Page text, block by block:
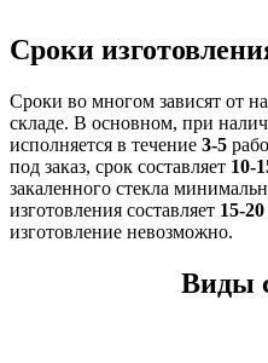
Сроки
Сроки во многом зависят от
складе. В основном, при
исполняется в течение 3-5
под заказ, срок составляет 10-
закаленного стекла
изготовления составляет 15-20
изготовление невозможно.
Виды